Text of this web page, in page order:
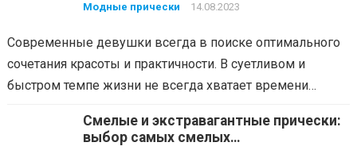
Модные прически 14.08.2023
Современные девушки всегда в поиске оптимального
сочетания красоты и практичности. В суетливом и
быстром темпе жизни не всегда хватает времени…
Смелые и экстравагантные прически:
выбор самых смелых